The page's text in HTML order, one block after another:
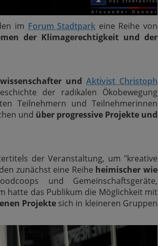
im Forum Stadtpark eine Reihe von
der Klimagerechtigkeit und der
undAktivist Christoph
der radikalen Ökobewegung
Teilnehmern und Teilnehmerinnen
und über progressive Projekte und
der Veranstaltung, um "kreative
zunächst eine Reihe heimischer wie
und Gemeinschaftsgeräte,
hatte das Publikum die Möglichkeit mit
Projektesich in kleineren Gruppen